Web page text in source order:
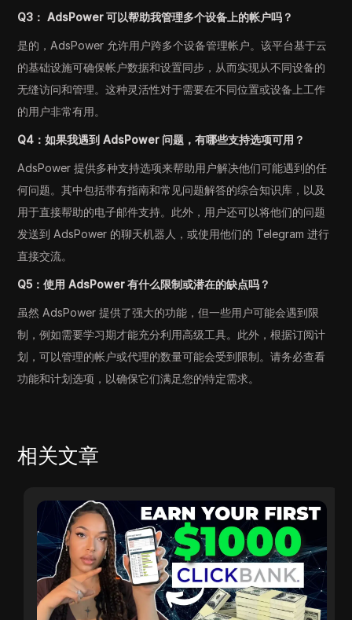
Q3： AdsPower 可以帮助我管理多个设备上的帐户吗？
是的，AdsPower 允许用户跨多个设备管理帐户。该平台基于云
的基础设施可确保帐户数据和设置同步，从而实现从不同设备的
无缝访问和管理。这种灵活性对于需要在不同位置或设备上工作
的用户非常有用。
Q4：如果我遇到 AdsPower 问题，有哪些支持选项可用？
AdsPower 提供多种支持选项来帮助用户解决他们可能遇到的任
何问题。其中包括带有指南和常见问题解答的综合知识库，以及
用于直接帮助的电子邮件支持。此外，用户还可以将他们的问题
发送到 AdsPower 的聊天机器人，或使用他们的 Telegram 进行
直接交流。
Q5：使用 AdsPower 有什么限制或潜在的缺点吗？
虽然 AdsPower 提供了强大的功能，但一些用户可能会遇到限
制，例如需要学习期才能充分利用高级工具。此外，根据订阅计
划，可以管理的帐户或代理的数量可能会受到限制。请务必查看
功能和计划选项，以确保它们满足您的特定需求。
相关文章